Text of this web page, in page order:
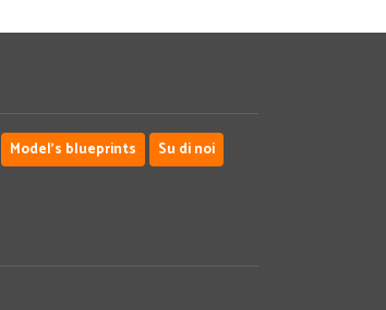
Model's blueprints
Su di noi